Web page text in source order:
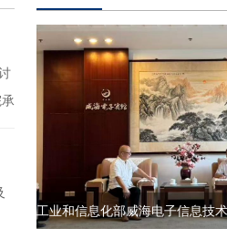
工业和信息化部威海电子信息技